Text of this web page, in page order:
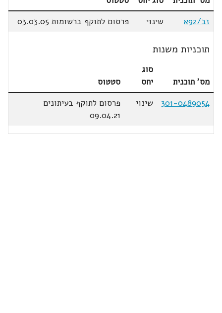
זב/92א
שינוי פרסום לתוקף ברשומות 03.03.05
תוכניות משנות
מס' תוכנית
סוג
יחס
סטטוס
301-0489054
שינוי
פרסום לתוקף בעיתונים
09.04.21